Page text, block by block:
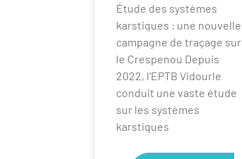
Étude des systèmes
karstiques : une nouvelle
campagne de traçage sur
le Crespenou Depuis
2022, l’EPTB Vidourle
conduit une vaste étude
sur les systèmes
karstiques